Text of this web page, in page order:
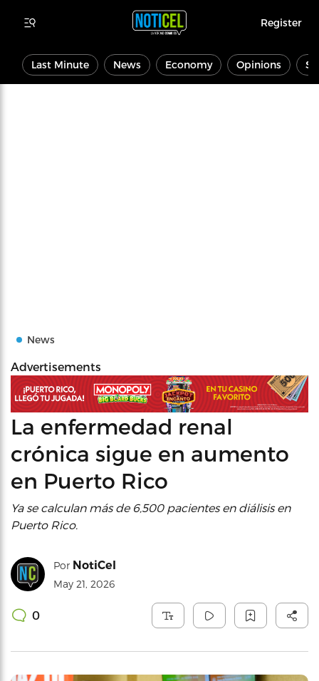
Register
Last Minute News Economy Opinions
News
Advertisements
La enfermedad renal
crónica sigue en aumento
en Puerto Rico
Ya se calculan más de 6,500 pacientes en diálisis en
Puerto Rico.
Por NotiCel
May 21, 2026
0